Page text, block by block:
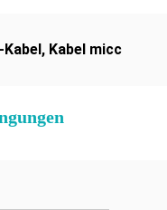
Kabel, Kabel micc